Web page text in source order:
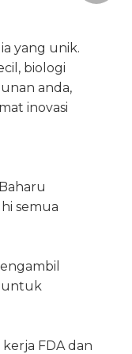
yang unik.
biologi
anda,
inovasi
semua
untuk
FDA dan